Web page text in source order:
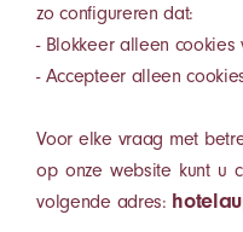
zo configureren dat:
- Blokkeer alleen cookies
- Accepteer alleen
Voor elke vraag met
op onze website kunt u
volgende adres: